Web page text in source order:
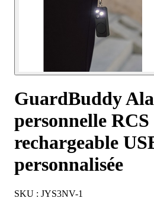
GuardBuddy
personnelle RCS
rechargeable
personnalisée
SKU : JYS3NV-1